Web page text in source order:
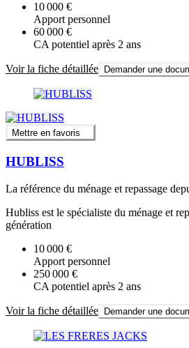
10 000 €
Apport personnel
60 000 €
CA potentiel après 2 ans
Voir la fiche détaillée Demander une
Mettre en favoris
HUBLISS
La référence du ménage et repassage
Hubliss est le spécialiste du ménage et
génération
10 000 €
Apport personnel
250 000 €
CA potentiel après 2 ans
Voir la fiche détaillée Demander une